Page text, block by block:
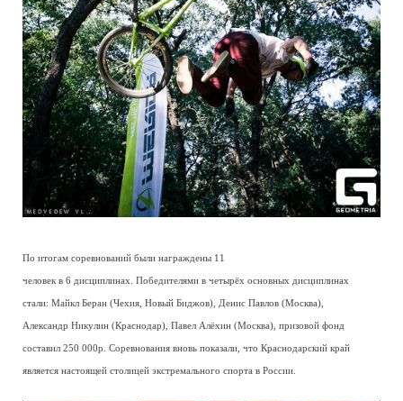
По итогам соревнований были награждены 11
человек в 6 дисциплинах. Победителями в четырёх основных дисциплинах
стали: Майкл Беран (Чехия, Новый Биджов), Денис Павлов (Москва),
Александр Никулин (Краснодар), Павел Алёхин (Москва), призовой фонд
составил 250 000р. Соревнования вновь показали, что Краснодарский край
является настоящей столицей экстремального спорта в России.